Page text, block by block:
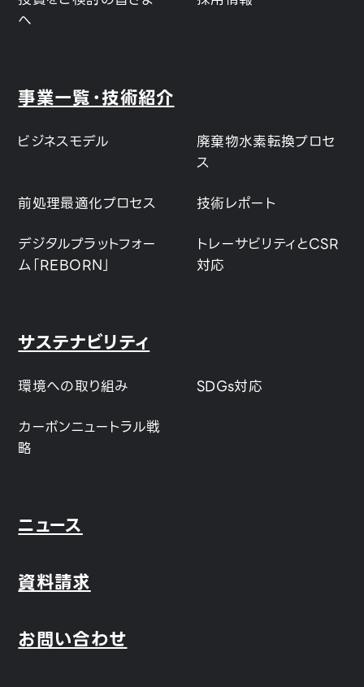
へ
事業一覧・技術紹介
ビジネスモデル
廃棄物水素転換プロセ
ス
前処理最適化プロセス
技術レポート
デジタルプラットフォー
ム「REBORN」
トレーサビリティとCSR
対応
サステナビリティ
環境への取り組み
SDGs対応
カーボンニュートラル戦
略
ニュース
資料請求
お問い合わせ